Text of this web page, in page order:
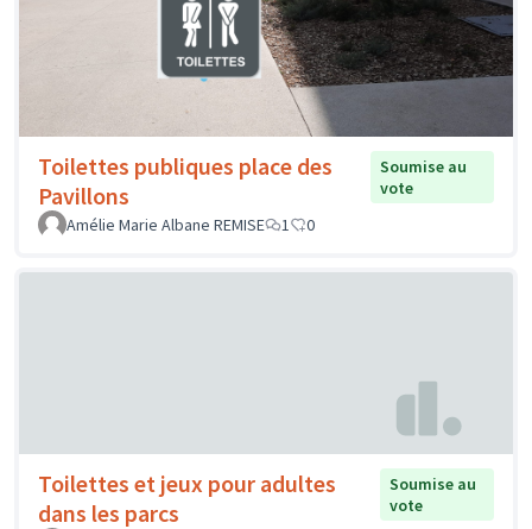
Toilettes publiques place des
Pavillons
Soumise au
vote
Amélie Marie Albane REMISE
1 0
Toilettes et jeux pour adultes
dans les parcs
Soumise au
vote